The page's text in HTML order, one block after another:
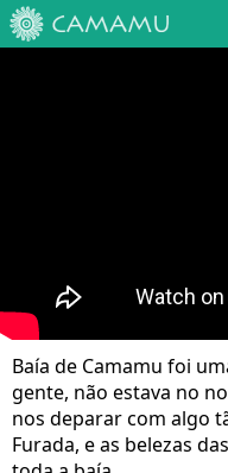
Baía de Camamu foi
gente, não estava no
nos deparar com algo
Furada, e as belezas